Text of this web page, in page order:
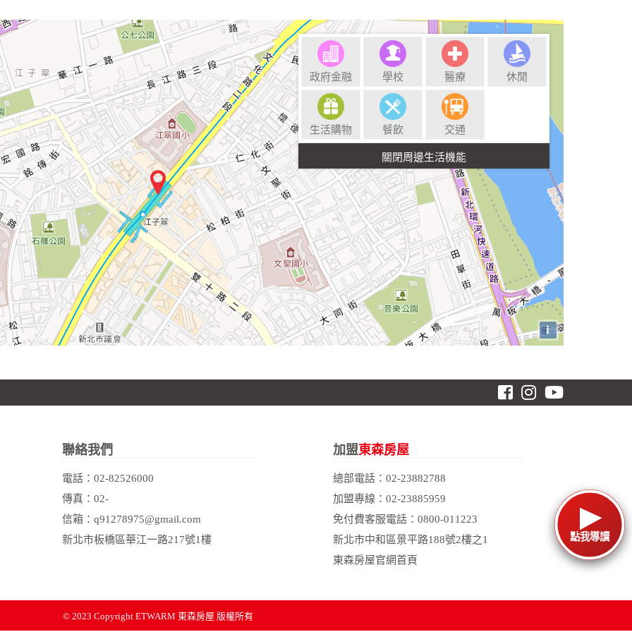
點我導讀
政府金融 學校 醫療 休閒
生活購物 餐飲 交通
i
聯絡我們
電話：02-82526000
傳真：02-
信箱：q91278975@gmail.com
新北市板橋區華江一路217號1樓
加盟東森房屋
總部電話： 02-23882788
加盟專線： 02-23885959
免付費客服電話： 0800-011223
新北市中和區景平路188號2樓之1
東森房屋官網首頁
© 2023 Copyright ETWARM 東森房屋 版權所有